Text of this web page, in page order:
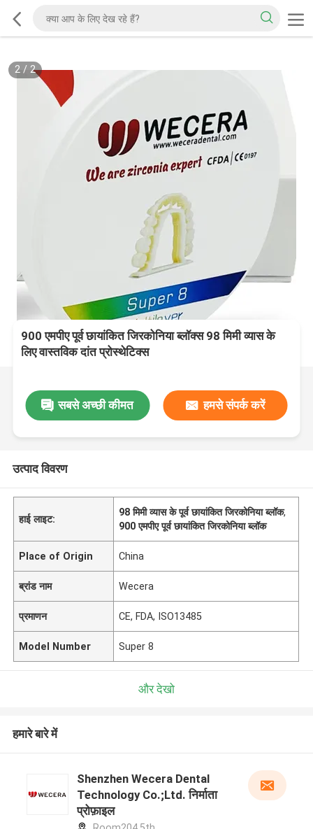
2/ 2
900 एमपीए पूर्व छायांकित जिरकोनिया ब्लॉक्स 98 मिमी व्यास के
लिए वास्तविक दांत प्रोस्थेटिक्स
सबसे अच्छी कीमत हमसे संपर्क करें
उत्पाद विवरण
हाई लाइट:
98 मिमी व्यास के पूर्व छायांकित जिरकोनिया ब्लॉक,
900 एमपीए पूर्व छायांकित जिरकोनिया ब्लॉक
Place of Origin China
ब्रांड नाम Wecera
प्रमाणन CE, FDA, ISO13485
Model Number Super 8
और देखो
हमारे बारे में
Shenzhen Wecera Dental
Technology Co.;Ltd. निर्माता
प्रोफ़ाइल